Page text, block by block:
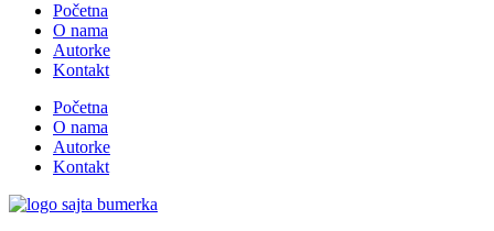
Početna
O nama
Autorke
Kontakt
Početna
O nama
Autorke
Kontakt